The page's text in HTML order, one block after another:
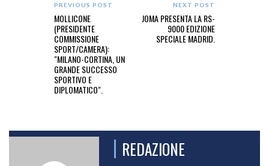
PREVIOUS POST
MOLLICONE
(PRESIDENTE
COMMISSIONE
SPORT/CAMERA):
"MILANO-CORTINA, UN
GRANDE SUCCESSO
SPORTIVO E
DIPLOMATICO".
NEXT POST
JOMA PRESENTA LA RS-
9000 EDIZIONE
SPECIALE MADRID.
REDAZIONE